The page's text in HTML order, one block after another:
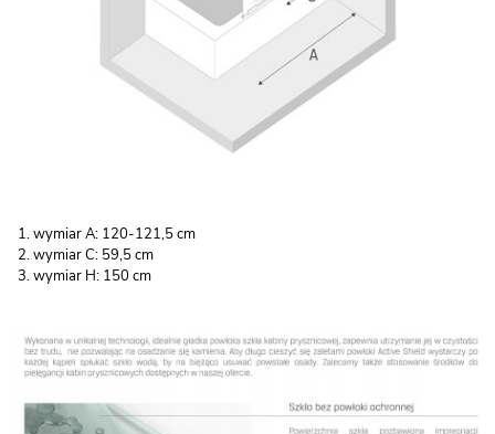
wymiar A: 120-121,5 cm
wymiar C: 59,5 cm
wymiar H: 150 cm